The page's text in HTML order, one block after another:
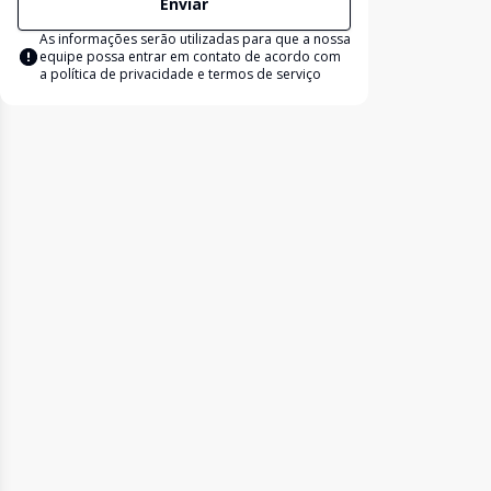
As informações serão utilizadas para que a nossa
equipe possa entrar em contato de acordo com
a política de privacidade e termos de serviço